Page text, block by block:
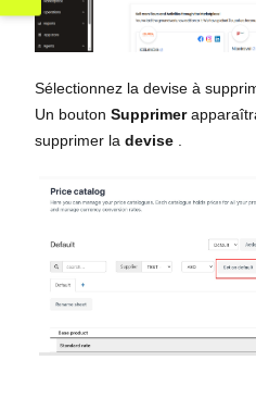
Sélectionnez la devise à
Un bouton Supprimer
supprimer la devise